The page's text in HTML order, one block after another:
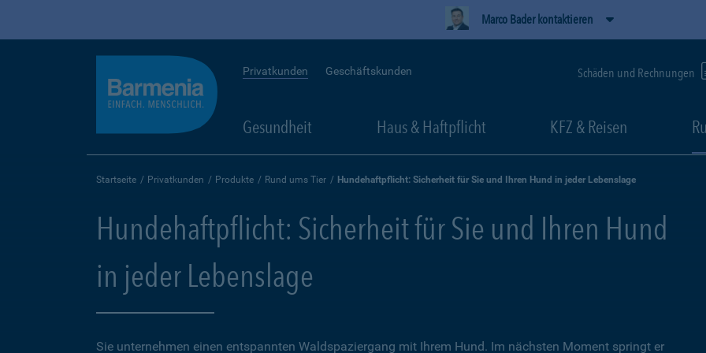
Marco Bader kontaktieren
Privatkunden Geschäftskunden Schäden und Rechnungen
Gesundheit Haus & Haftpflicht KFZ & Reisen
Startseite Privatkunden Produkte Rund ums Tier Hundehaftpflicht: Sicherheit für Sie und Ihren Hund in jeder Lebenslage
Hundehaftpflicht: Sicherheit für Sie und Ihren Hund
in jeder Lebenslage
Sie unternehmen einen entspannten Waldspaziergang mit Ihrem Hund. Im nächsten Moment springt er